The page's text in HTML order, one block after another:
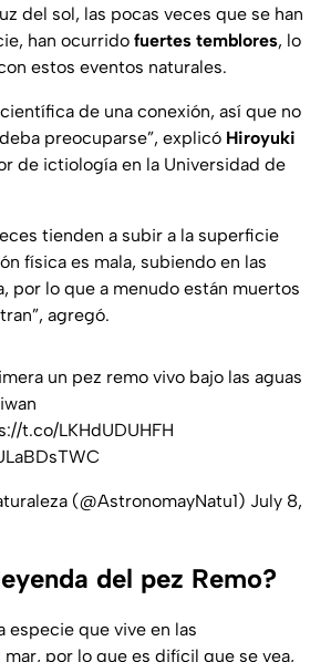
del sol, las pocas veces que se han
han ocurrido fuertes temblores, lo
estos eventos naturales.
de una conexión, así que no
preocuparse”, explicó Hiroyuki
de ictiología en la Universidad de
tienden a subir a la superficie
física es mala, subiendo en las
por lo que a menudo están muertos
agregó.
un pez remo vivo bajo las aguas
t.co/LKHdUDUHFH
(@AstronomayNatu1) July 8,
del pez Remo?
especie que vive en las
por lo que es difícil que se vea,